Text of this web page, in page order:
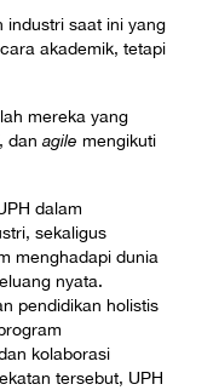
industri saat ini yang
akademik, tetapi
mereka yang
dan agile mengikuti
dalam
sekaligus
menghadapi dunia
nyata.
pendidikan holistis
kolaborasi
tersebut, UPH